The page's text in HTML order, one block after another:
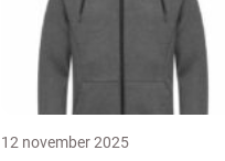
12 november 2025